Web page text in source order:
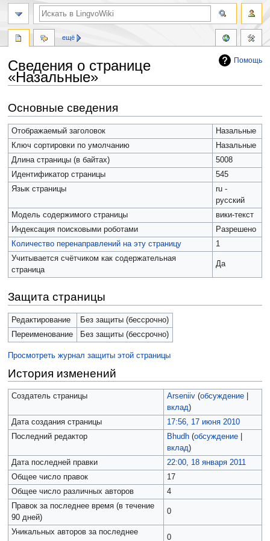
Помощь
Сведения о странице
«Назальные»
к
навигации
к
поиску
Основные сведения
Отображаемый заголовок
Назальные
Ключ сортировки по умолчанию
Назальные
Длина страницы (в байтах)
5008
Идентификатор страницы
545
Язык страницы
ru -
русский
Модель содержимого страницы
вики-текст
Индексация поисковыми роботами
Разрешено
Количество перенаправлений на эту страницу
1
Учитывается счётчиком как содержательная
страница
Да
Защита страницы
Редактирование
Без защиты (бессрочно)
Переименование
Без защиты (бессрочно)
Просмотреть журнал защиты этой страницы
История изменений
Создатель страницы Arseniiv (обсуждение|
вклад)
Дата создания страницы
17:56, 17 июня 2010
Последний редактор
Bhudh (обсуждение|
вклад)
Дата последней правки
22:00, 18 января 2011
Общее число правок
17
Общее число различных авторов
4
Правок за последнее время (в течение
90 дней)
0
Уникальных авторов за последнее
0
ещё